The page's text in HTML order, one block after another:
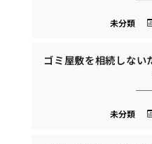
未分類
ゴミ屋敷を相続しない
未分類